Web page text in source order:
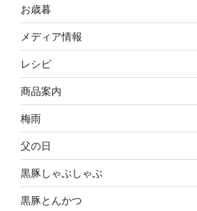
お歳暮
メディア情報
レシピ
商品案内
梅雨
父の日
黒豚しゃぶしゃぶ
黒豚とんかつ